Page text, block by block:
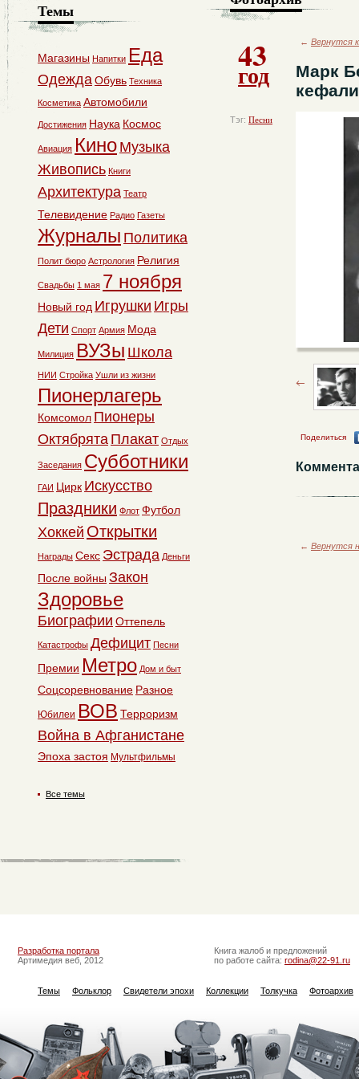
43
год
Тэг: Песни
← Вернутся
Марк
кефали
Поделиться
← Вернутся
Темы
Магазины Напитки Еда
ОдеждаОбувь Техника
Косметика Автомобили
Достижения Наука Космос
Авиация Кино Музыка
Живопись Книги
Архитектура Театр
Телевидение Радио Газеты
Журналы Политика
Полит бюро Астрология Религия
Свадьбы 1 мая 7 ноября
Новый год Игрушки Игры
Дети Спорт Армия Мода
Милиция ВУЗы Школа
НИИ Стройка Ушли из жизни
Пионерлагерь
Комсомол Пионеры
Октябрята Плакат Отдых
Заседания Субботники
ГАИ Цирк Искусство
Праздники Флот Футбол
Хоккей Открытки
Награды Секс Эстрада Деньги
После войны Закон
Здоровье
Биографии Оттепель
Катастрофы Дефицит Песни
Премии Метро Дом и быт
Соцсоревнование Разное
Юбилеи ВОВ Терроризм
Война в Афганистане
Эпоха застоя Мультфильмы
Все темы
Разработка портала
Артимедия веб, 2012
Книга жалоб и предложений
по работе сайта: rodina@22-91.ru
Темы Фольклор Свидетели эпохи Коллекции Толкучка Фотоархив